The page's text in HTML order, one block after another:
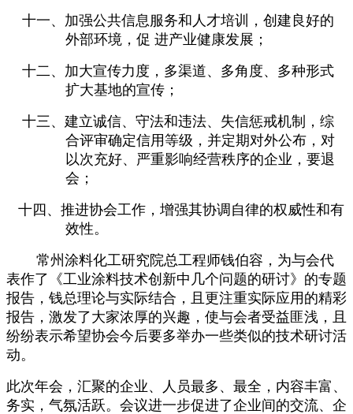
十一、加强公共信息服务和人才培训，创建良好的
外部环境，促 进产业健康发展；
十二、加大宣传力度，多渠道、多角度、多种形式
扩大基地的宣传；
十三、建立诚信、守法和违法、失信惩戒机制，综
合评审确定信用等级，并定期对外公布，对
以次充好、严重影响经营秩序的企业，要退
会；
十四、推进协会工作，增强其协调自律的权威性和有
效性。
常州涂料化工研究院总工程师钱伯容，为与会代
表作了《工业涂料技术创新中几个问题的研讨》的专题
报告，钱总理论与实际结合，且更注重实际应用的精彩
报告，激发了大家浓厚的兴趣，使与会者受益匪浅，且
纷纷表示希望协会今后要多举办一些类似的技术研讨活
动。
此次年会，汇聚的企业、人员最多、最全，内容丰富、
务实，气氛活跃。会议进一步促进了企业间的交流、企